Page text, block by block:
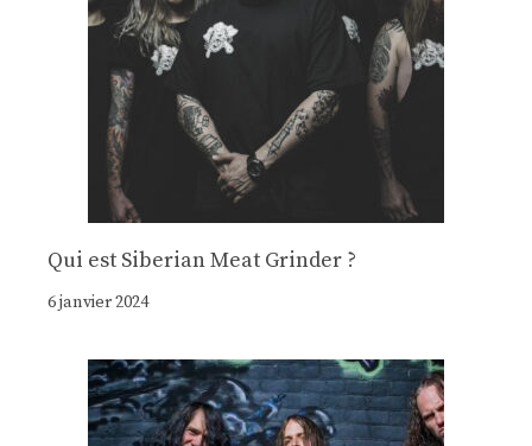
Qui est Siberian Meat Grinder ?
6 janvier 2024